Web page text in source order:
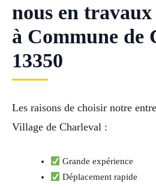
nous en
à Commune de
13350
Les raisons de choisir notre
Village de Charleval :
Grande expérience
Déplacement rapide